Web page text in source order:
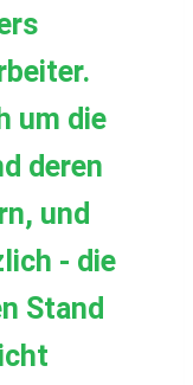
um die
deren
und
- die
Stand